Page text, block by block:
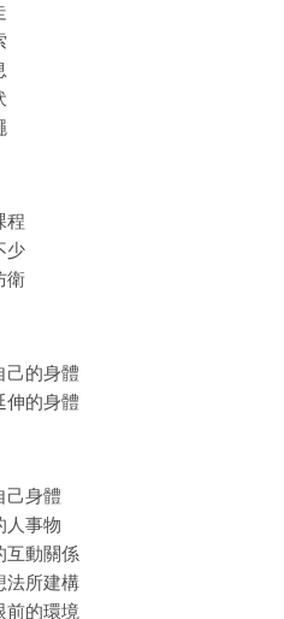
程
少
衛
己的身體
伸的身體
己身體
人事物
互動關係
法所建構
前的環境